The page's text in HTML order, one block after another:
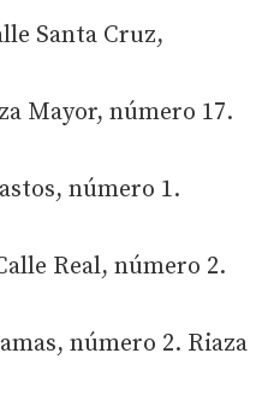
Santa Cruz,
Mayor, número 17.
número 1.
Real, número 2.
número 2. Riaza